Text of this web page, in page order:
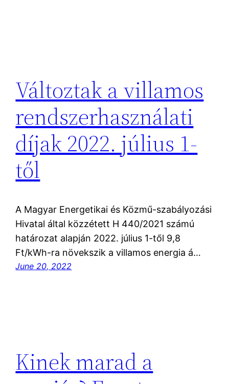
Változtak a villamos
rendszerhasználati
díjak 2022. július 1-
től
A Magyar Energetikai és Közmű-szabályozási
Hivatal által közzétett H 440/2021 számú
határozat alapján 2022. július 1-től 9,8
Ft/kWh-ra növekszik a villamos energia á…
June 20, 2022
Kinek marad a